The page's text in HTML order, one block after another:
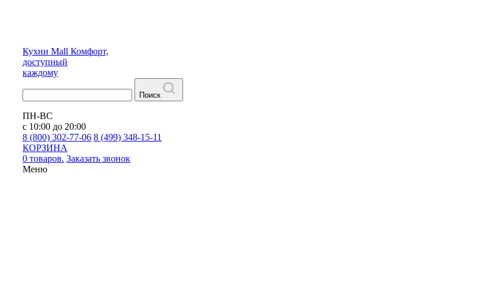
Кухни Mall Комфорт,
доступный
каждому
Поиск
ПН-ВС
с 10:00 до 20:00
8 (800) 302-77-06 8 (499) 348-15-11
КОРЗИНА
0 товаров. Заказать звонок
Меню